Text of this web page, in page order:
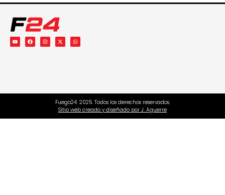
Fuego24. 2025. Todos los derechos reservados.
Sitio web creado y diseñado por J. Aguerre